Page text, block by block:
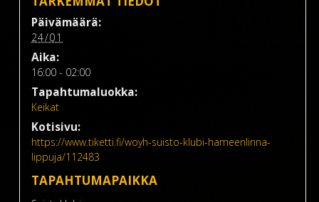
Päivämäärä:
24/01
Aika:
16:00 - 02:00
Tapahtumaluokka:
Keikat
Kotisivu:
https://www.tiketti.fi/woyh-suisto-klubi-hameenlinna-
lippuja/112483
TAPAHTUMAPAIKKA